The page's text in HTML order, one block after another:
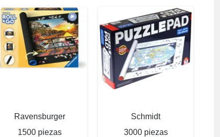
Ravensburger
1500 piezas
Schmidt
3000 piezas